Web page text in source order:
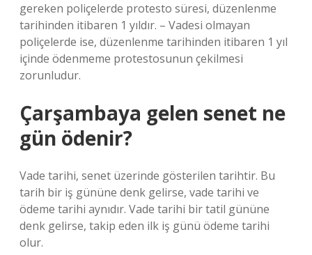
gereken poliçelerde protesto süresi, düzenlenme
tarihinden itibaren 1 yıldır. – Vadesi olmayan
poliçelerde ise, düzenlenme tarihinden itibaren 1 yıl
içinde ödenmeme protestosunun çekilmesi
zorunludur.
Çarşambaya gelen senet ne
gün ödenir?
Vade tarihi, senet üzerinde gösterilen tarihtir. Bu
tarih bir iş gününe denk gelirse, vade tarihi ve
ödeme tarihi aynıdır. Vade tarihi bir tatil gününe
denk gelirse, takip eden ilk iş günü ödeme tarihi
olur.